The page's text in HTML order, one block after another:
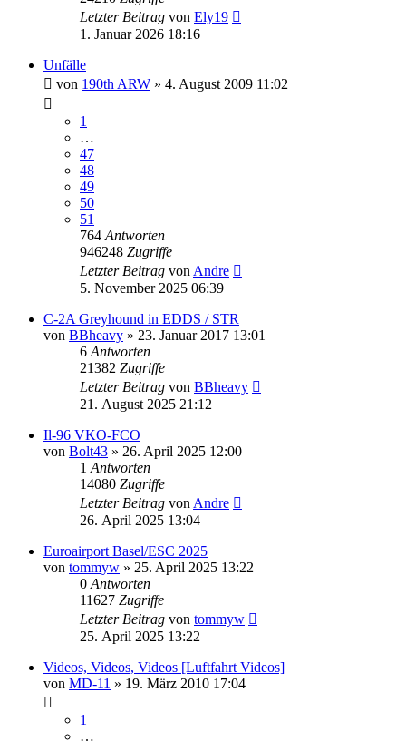
Letzter Beitrag von Ely19
1. Januar 2026 18:16
Unfälle
von 190th ARW » 4. August 2009 11:02
1
…
47
48
49
50
51
764 Antworten
946248 Zugriffe
Letzter Beitrag von Andre
5. November 2025 06:39
C-2A Greyhound in EDDS / STR
von BBheavy » 23. Januar 2017 13:01
6 Antworten
21382 Zugriffe
Letzter Beitrag von BBheavy
21. August 2025 21:12
Il-96 VKO-FCO
von Bolt43 » 26. April 2025 12:00
1 Antworten
14080 Zugriffe
Letzter Beitrag von Andre
26. April 2025 13:04
Euroairport Basel/ESC 2025
von tommyw » 25. April 2025 13:22
0 Antworten
11627 Zugriffe
Letzter Beitrag von tommyw
25. April 2025 13:22
Videos, Videos, Videos [Luftfahrt Videos]
von MD-11 » 19. März 2010 17:04
1
…